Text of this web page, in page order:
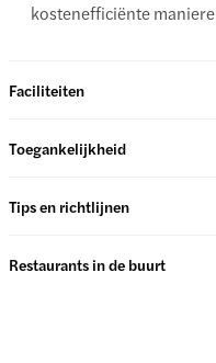
kostenefficiënte
Faciliteiten
Toegankelijkheid
Tips en richtlijnen
Restaurants in de buurt